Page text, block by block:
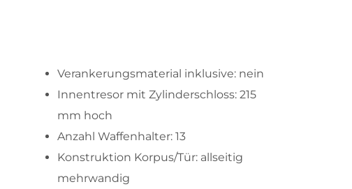
Verankerungsmaterial inklusive: nein
Innentresor mit Zylinderschloss: 215
mm hoch
Anzahl Waffenhalter: 13
Konstruktion Korpus/Tür: allseitig
mehrwandig